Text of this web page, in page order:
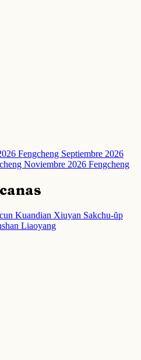
Fengcheng Septiembre 2026
Noviembre 2026 Fengcheng
Kuandian Xiuyan Sakchu-ŭp
Liaoyang